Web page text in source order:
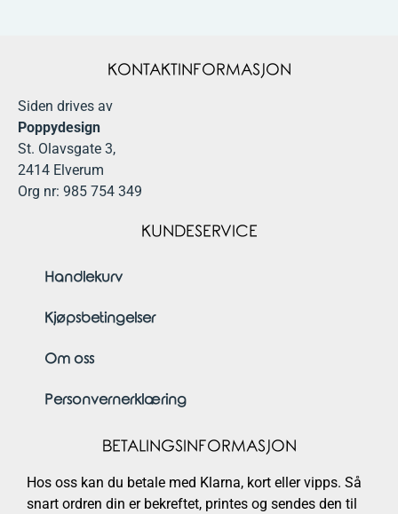
KONTAKTINFORMASJON
Siden drives av
Poppydesign
St. Olavsgate 3,
2414 Elverum
Org nr: 985 754 349
KUNDESERVICE
Handlekurv
Kjøpsbetingelser
Om oss
Personvernerklæring
BETALINGSINFORMASJON
Hos oss kan du betale med Klarna, kort eller vipps. Så
snart ordren din er bekreftet, printes og sendes den til